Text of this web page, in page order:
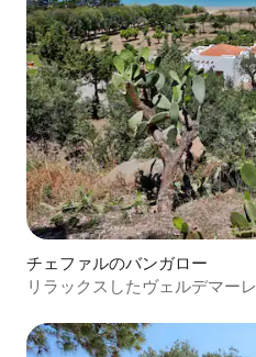
チェファルのバンガロー
リラックスしたヴェルデマーレ